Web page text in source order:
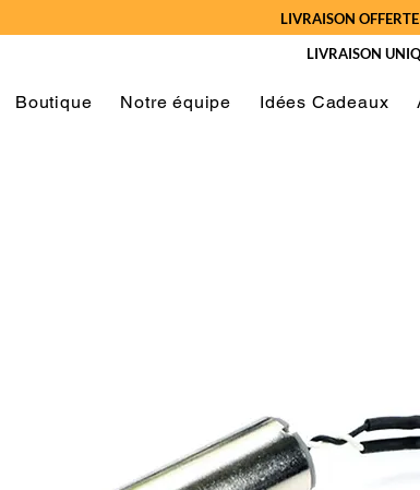
LIVRAISON
LIVRAISON
Boutique Notre équipe Idées Cadeaux